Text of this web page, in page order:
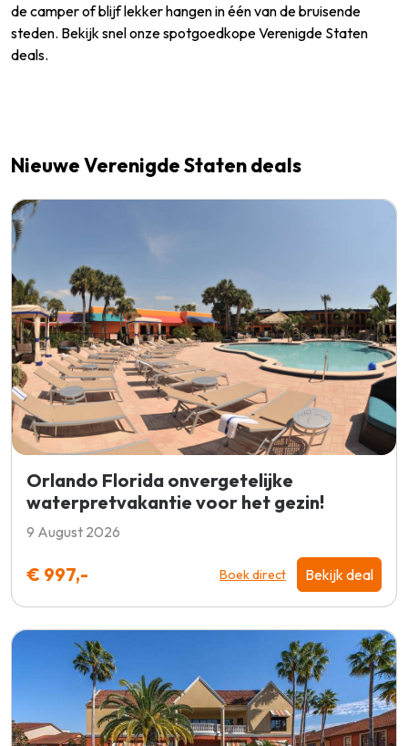
de camper of blijf lekker hangen in één van de bruisende
steden. Bekijk snel onze spotgoedkope Verenigde Staten
deals.
Nieuwe Verenigde Staten deals
Orlando Florida onvergetelijke
waterpretvakantie voor het gezin!
9 August 2026
€ 997,- Boek direct Bekijk deal